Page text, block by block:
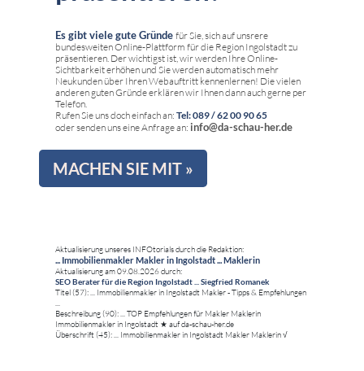
Es gibt viele gute Gründe für Sie, sich auf unsrere
bundesweiten Online-Plattform für die Region Ingolstadt zu
präsentieren. Der wichtigst ist, wir werden Ihre Online-
Sichtbarkeit erhöhen und Sie werden automatisch mehr
Neukunden über Ihren Webauftritt kennenlernen! Die vielen
anderen guten Gründe erklären wir Ihnen dann auch gerne per
Telefon.
Rufen Sie uns doch einfach an: Tel: 089 / 62 00 90 65
oder senden uns eine Anfrage an: info@da-schau-her.de
MACHEN SIE MIT »
Aktualisierung unseres INFOtorials durch die Redaktion:
... Immobilienmakler Makler in Ingolstadt ... Maklerin
Aktualisierung am 09.08.2026 durch:
SEO Berater für die Region Ingolstadt ... Siegfried Romanek
Titel (57): ... Immobilienmakler in Ingolstadt Makler - Tipps & Empfehlungen
...
Beschreibung (90): ... TOP Empfehlungen für Makler Maklerin
Immobilienmakler in Ingolstadt ★ auf da-schau-her.de
Überschrift (45): ... Immobilienmakler in Ingolstadt Makler Maklerin √